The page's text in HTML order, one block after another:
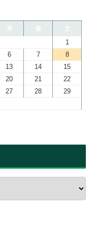
木 金
土
1
6 7
8
13 14
15
20 21
22
27 28
29